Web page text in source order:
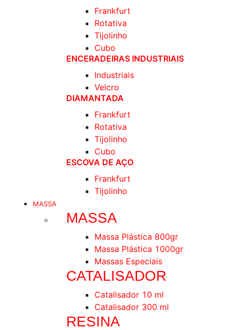
Frankfurt
Rotativa
Tijolinho
Cubo
ENCERADEIRAS INDUSTRIAIS
Industriais
Velcro
DIAMANTADA
Frankfurt
Rotativa
Tijolinho
Cubo
ESCOVA DE AÇO
Frankfurt
Tijolinho
MASSA
MASSA
Massa Plástica 800gr
Massa Plástica 1000gr
Massas Especiais
CATALISADOR
Catalisador 10 ml
Catalisador 300 ml
RESINA